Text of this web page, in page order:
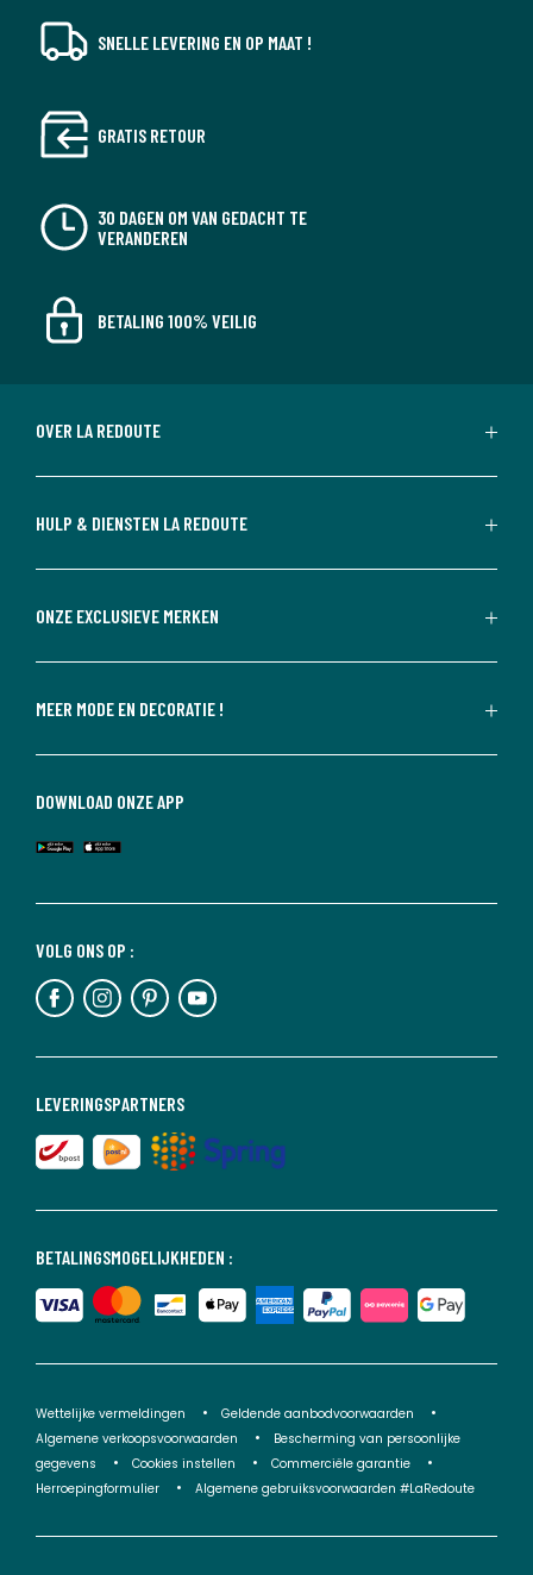
SNELLE LEVERING EN OP MAAT !
GRATIS RETOUR
30 DAGEN OM VAN GEDACHT TE
VERANDEREN
BETALING 100% VEILIG
OVER LA REDOUTE
HULP & DIENSTEN LA REDOUTE
ONZE EXCLUSIEVE MERKEN
MEER MODE EN DECORATIE !
BETALINGSMOGELIJKHEDEN :
LEVERINGSPARTNERS
VOLG ONS OP :
DOWNLOAD ONZE APP
Wettelijke vermeldingen
Geldende aanbodvoorwaarden
Algemene verkoopsvoorwaarden
Bescherming van persoonlijke
gegevens
Cookies instellen
Commerciële garantie
Herroepingformulier
Algemene gebruiksvoorwaarden #LaRedoute